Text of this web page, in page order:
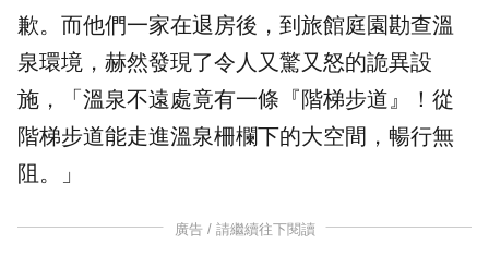
歉。而他們一家在退房後，到旅館庭園勘查溫
泉環境，赫然發現了令人又驚又怒的詭異設
施，「溫泉不遠處竟有一條『階梯步道』！從
階梯步道能走進溫泉柵欄下的大空間，暢行無
阻。」
廣告 / 請繼續往下閱讀